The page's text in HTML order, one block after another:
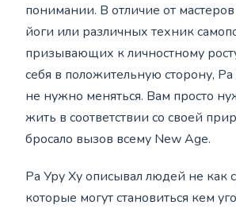
понимании. В отличие от
йоги или различных техник
призывающих к личностному
себя в положительную сторону,
не нужно меняться. Вам просто
жить в соответствии со своей
бросало вызов всему New Age.
Ра Уру Ху описывал людей не как
которые могут становиться кем